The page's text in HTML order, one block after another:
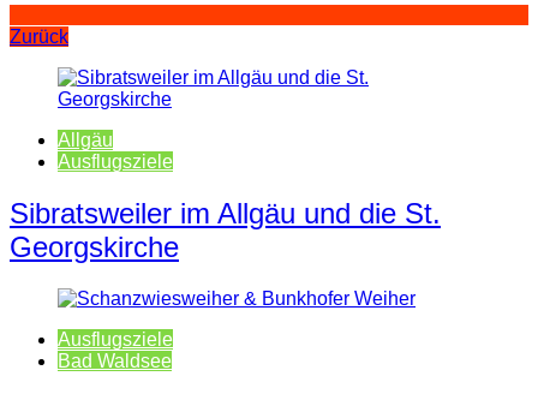
Zurück
Allgäu
Ausflugsziele
Sibratsweiler im Allgäu und die St.
Georgskirche
Ausflugsziele
Bad Waldsee